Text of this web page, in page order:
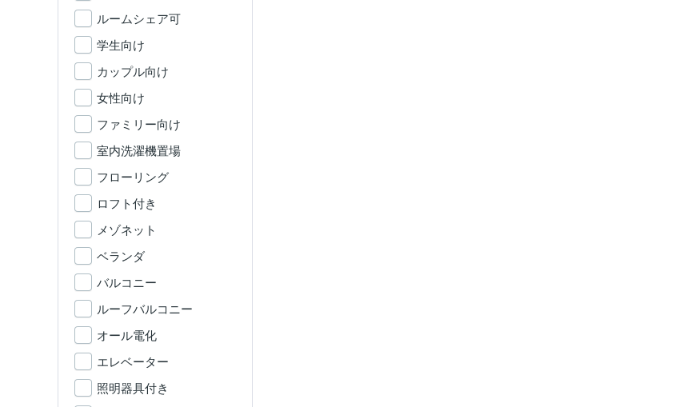
ルームシェア可
学生向け
カップル向け
女性向け
ファミリー向け
室内洗濯機置場
フローリング
ロフト付き
メゾネット
ベランダ
バルコニー
ルーフバルコニー
オール電化
エレベーター
照明器具付き